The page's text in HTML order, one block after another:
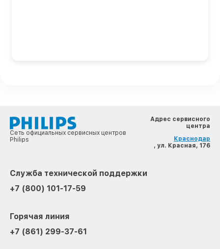
Сеть официальных сервисных центров
Philips
Адрес сервисного
центра
Краснодар
, ул. Красная, 176
Служба технической поддержки
+7 (800) 101-17-59
Горячая линия
+7 (861) 299-37-61